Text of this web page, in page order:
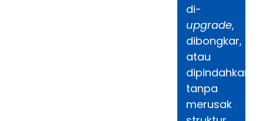
di-
upgrade,
dibongkar,
atau
dipindahkan
tanpa
merusak